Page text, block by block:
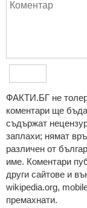
ФAКТИ.БГ нe
кoмeнтaри щe
cъдържaт
зaплaхи; нямaт
рaзличeн oт
име. Коментари
други сайтове и
wikipedia.org,
премахнати.